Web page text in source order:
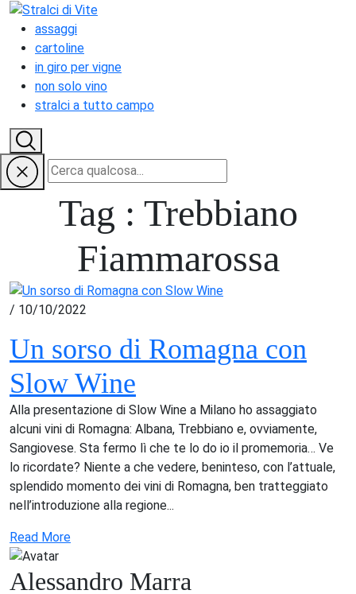
assaggi
cartoline
in giro per vigne
non solo vino
stralci a tutto campo
Tag : Trebbiano
Fiammarossa
/ 10/10/2022
Un sorso di Romagna con
Slow Wine
Alla presentazione di Slow Wine a Milano ho assaggiato
alcuni vini di Romagna: Albana, Trebbiano e, ovviamente,
Sangiovese. Sta fermo lì che te lo do io il promemoria… Ve
lo ricordate? Niente a che vedere, beninteso, con l’attuale,
splendido momento dei vini di Romagna, ben tratteggiato
nell’introduzione alla regione...
Read More
Alessandro Marra